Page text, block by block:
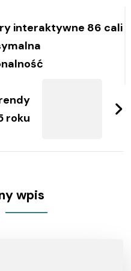
interaktywne 86 cali
roku
wpis